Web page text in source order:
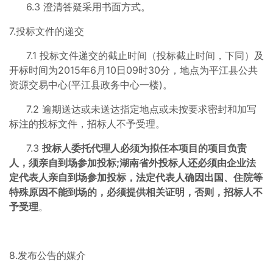
6.3 澄清答疑采用书面方式。
7.投标文件的递交
7.1 投标文件递交的截止时间（投标截止时间，下同）及
开标时间为2015年6月10日09时30分，地点为平江县公共
资源交易中心(平江县政务中心一楼)。
7.2 逾期送达或未送达指定地点或未按要求密封和加写
标注的投标文件，招标人不予受理。
7.3 投标人委托代理人必须为拟任本项目的项目负责
人，须亲自到场参加投标;湖南省外投标人还必须由企业法
定代表人亲自到场参加投标，法定代表人确因出国、住院等
特殊原因不能到场的，必须提供相关证明，否则，招标人不
予受理。
8.发布公告的媒介